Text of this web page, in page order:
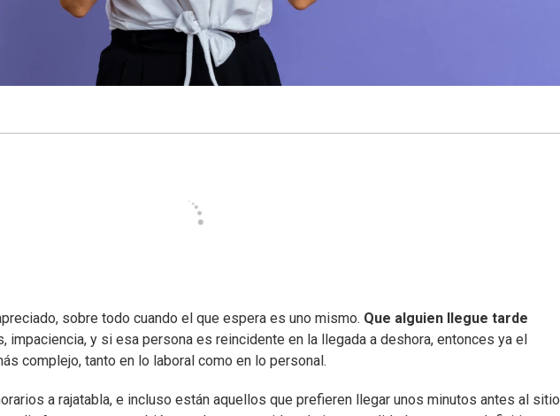
sobre todo cuando el que espera es uno mismo. Que alguien llegue tarde
impaciencia, y si esa persona es reincidente en la llegada a deshora, entonces ya el
complejo, tanto en lo laboral como en lo personal.
a rajatabla, e incluso están aquellos que prefieren llegar unos minutos antes al sitio